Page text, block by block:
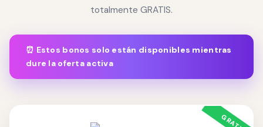
totalmente GRATIS.
⏰ Estos bonos solo están disponibles mientras
dure la oferta activa